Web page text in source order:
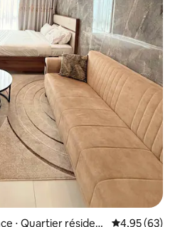
⋅ Quartier résident Évaluation
4,95 (63)